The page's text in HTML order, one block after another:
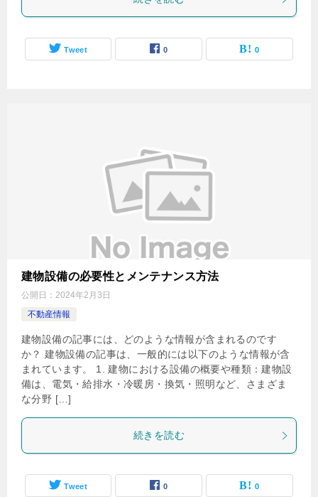
Tweet 0 0
建物設備の必要性とメンテナンス方法
公開日： 2024年2月3日
不動産情報
建物設備の記事には、どのような情報が含まれるのです
か？ 建物設備の記事は、一般的には以下のような情報が含
まれています。 1. 建物における設備の概要や種類：建物設
備は、電気・給排水・冷暖房・換気・照明など、さまざま
な分野 […]
続きを読む
Tweet 0 0